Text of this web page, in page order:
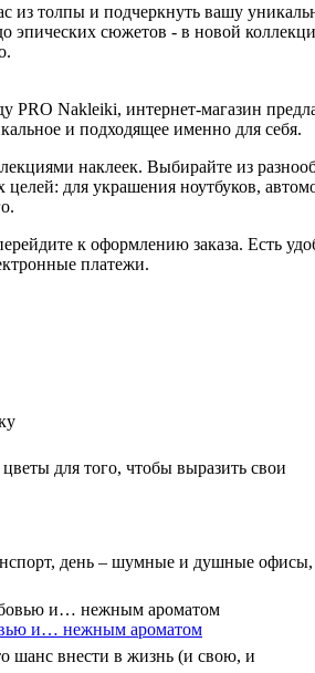
из толпы и подчеркнуть вашу
эпических сюжетов - в новой
PRO Nakleiki, интернет-магазин
и подходящее именно для себя.
наклеек. Выбирайте из
для украшения ноутбуков,
к оформлению заказа. Есть
платежи.
для того, чтобы выразить свои
день – шумные и душные офисы,
и… нежным ароматом
шанс внести в жизнь (и свою, и